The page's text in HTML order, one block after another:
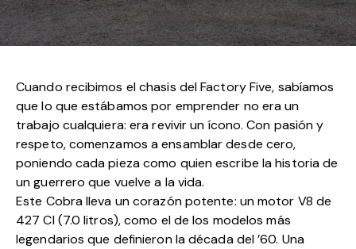
Cuando recibimos el chasis del Factory Five, sabíamos
que lo que estábamos por emprender no era un
trabajo cualquiera: era revivir un ícono. Con pasión y
respeto, comenzamos a ensamblar desde cero,
poniendo cada pieza como quien escribe la historia de
un guerrero que vuelve a la vida.
Este Cobra lleva un corazón potente: un motor V8 de
427 CI (7.0 litros), como el de los modelos más
legendarios que definieron la década del ’60. Una